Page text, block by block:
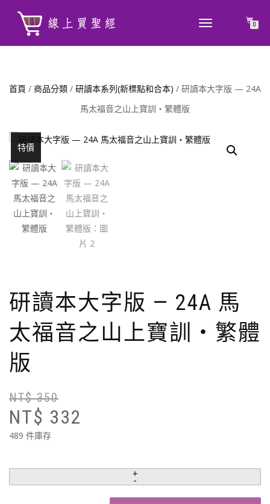
TOGGLE
0
首頁 / 商品分類 / 研讀本系列(新標點和合本) / 研讀本大字版 — 24A
馬太福音之山上寶訓‧繁體版
特價
研讀本大字版 — 24A 馬
太福音之山上寶訓‧繁體
版
NT$350
NT$ 332
489 件庫存